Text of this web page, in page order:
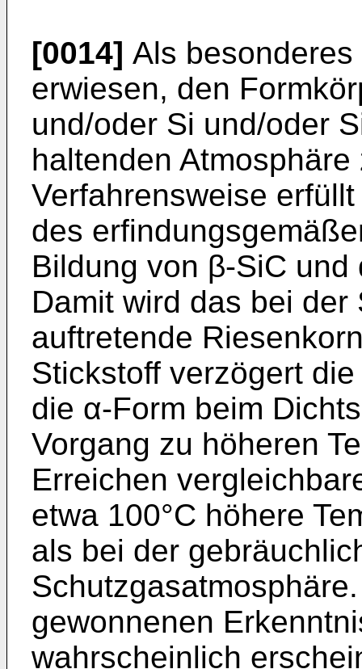
[0014] Als
erwiesen, den
und/oder Si und/oder
haltenden
Verfahrensweise
des
Bildung von β-SiC
Damit wird das bei
auftretende
Stickstoff verzögert
die α-Form beim
Vorgang zu höheren
Erreichen
etwa 100°C höhere
als bei der
gewonnenen
wahrscheinlich